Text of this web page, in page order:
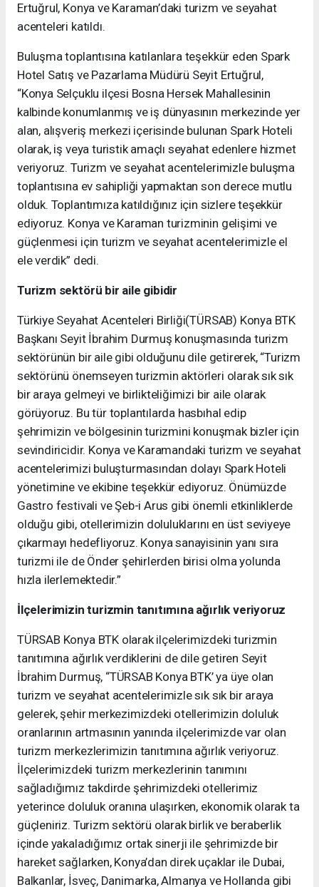
Ertuğrul, Konya ve Karaman’daki turizm ve seyahat
acenteleri katıldı.
Buluşma toplantısına katılanlara teşekkür eden Spark
Hotel Satış ve Pazarlama Müdürü Seyit Ertuğrul,
“Konya Selçuklu ilçesi Bosna Hersek Mahallesinin
kalbinde konumlanmış ve iş dünyasının merkezinde yer
alan, alışveriş merkezi içerisinde bulunan Spark Hoteli
olarak, iş veya turistik amaçlı seyahat edenlere hizmet
veriyoruz. Turizm ve seyahat acentelerimizle buluşma
toplantısına ev sahipliği yapmaktan son derece mutlu
olduk. Toplantımıza katıldığınız için sizlere teşekkür
ediyoruz. Konya ve Karaman turizminin gelişimi ve
güçlenmesi için turizm ve seyahat acentelerimizle el
ele verdik” dedi.
Turizm sektörü bir aile gibidir
Türkiye Seyahat Acenteleri Birliği(TÜRSAB) Konya BTK
Başkanı Seyit İbrahim Durmuş konuşmasında turizm
sektörünün bir aile gibi olduğunu dile getirerek, “Turizm
sektörünü önemseyen turizmin aktörleri olarak sık sık
bir araya gelmeyi ve birlikteliğimizi bir aile olarak
görüyoruz. Bu tür toplantılarda hasbıhal edip
şehrimizin ve bölgesinin turizmini konuşmak bizler için
sevindiricidir. Konya ve Karamandaki turizm ve seyahat
acentelerimizi buluşturmasından dolayı Spark Hoteli
yönetimine ve ekibine teşekkür ediyoruz. Önümüzde
Gastro festivali ve Şeb-i Arus gibi önemli etkinliklerde
olduğu gibi, otellerimizin doluluklarını en üst seviyeye
çıkarmayı hedefliyoruz. Konya sanayisinin yanı sıra
turizmi ile de Önder şehirlerden birisi olma yolunda
hızla ilerlemektedir.”
İlçelerimizin turizmin tanıtımına ağırlık veriyoruz
TÜRSAB Konya BTK olarak ilçelerimizdeki turizmin
tanıtımına ağırlık verdiklerini de dile getiren Seyit
İbrahim Durmuş, “TÜRSAB Konya BTK’ ya üye olan
turizm ve seyahat acentelerimizle sık sık bir araya
gelerek, şehir merkezimizdeki otellerimizin doluluk
oranlarının artmasının yanında ilçelerimizde var olan
turizm merkezlerimizin tanıtımına ağırlık veriyoruz.
İlçelerimizdeki turizm merkezlerinin tanımını
sağladığımız takdirde şehrimizdeki otellerimiz
yeterince doluluk oranına ulaşırken, ekonomik olarak ta
güçleniriz. Turizm sektörü olarak birlik ve beraberlik
içinde yakaladığımız ortak sinerji ile şehrimizde bir
hareket sağlarken, Konya’dan direk uçaklar ile Dubai,
Balkanlar, İsveç, Danimarka, Almanya ve Hollanda gibi